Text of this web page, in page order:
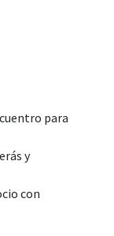
para
y
con